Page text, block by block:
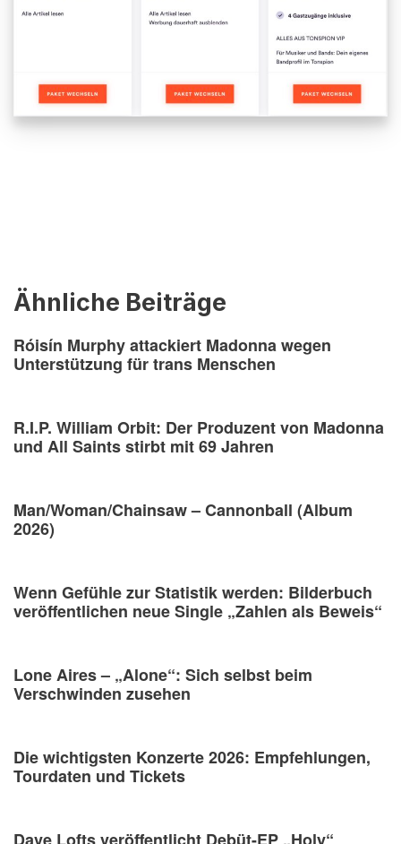
Ähnliche Beiträge
Róisín Murphy attackiert Madonna wegen
Unterstützung für trans Menschen
R.I.P. William Orbit: Der Produzent von Madonna
und All Saints stirbt mit 69 Jahren
Man/Woman/Chainsaw – Cannonball (Album
2026)
Wenn Gefühle zur Statistik werden: Bilderbuch
veröffentlichen neue Single „Zahlen als Beweis“
Lone Aires – „Alone“: Sich selbst beim
Verschwinden zusehen
Die wichtigsten Konzerte 2026: Empfehlungen,
Tourdaten und Tickets
Dave Lofts veröffentlicht Debüt-EP „Holy“